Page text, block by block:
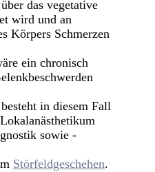
das vegetative
wird und an
Körpers Schmerzen
ein chronisch
in diesem Fall
sowie -
Störfeldgeschehen.